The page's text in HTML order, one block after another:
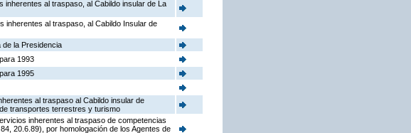
inherentes al traspaso, al Cabildo insular de La
inherentes al traspaso, al Cabildo Insular de
de la Presidencia
1993
1995
al traspaso al Cabildo insular de
transportes terrestres y turismo
inherentes al traspaso de competencias
20.6.89), por homologación de los Agentes de